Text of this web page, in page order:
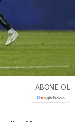
ABONE OL